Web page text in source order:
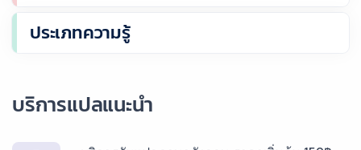
ประเภทความรู้
บริการแปลแนะนำ